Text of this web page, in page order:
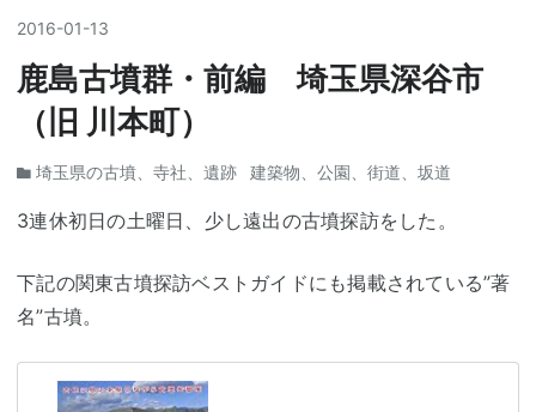
2016-01-13
鹿島古墳群・前編 埼玉県深谷市
（旧 川本町）
埼玉県の古墳、寺社、遺跡 建築物、公園、街道、坂道
3連休初日の土曜日、少し遠出の古墳探訪をした。
下記の関東古墳探訪ベストガイドにも掲載されている”著
名”古墳。